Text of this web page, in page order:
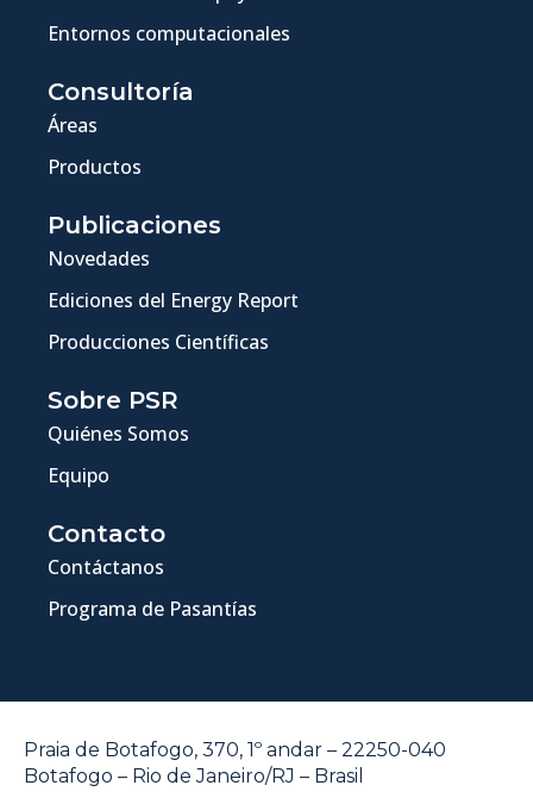
Entornos computacionales
Consultoría
Áreas
Productos
Publicaciones
Novedades
Ediciones del Energy Report
Producciones Científicas
Sobre PSR
Quiénes Somos
Equipo
Contacto
Contáctanos
Programa de Pasantías
Praia de Botafogo, 370, 1º andar – 22250-040
Botafogo – Rio de Janeiro/RJ – Brasil